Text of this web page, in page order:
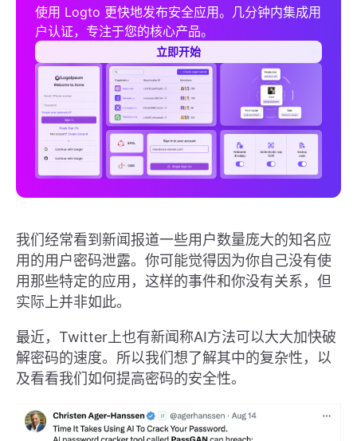
使用 Logto 更快地发布安全应用。几分钟内集成用
户认证，专注于您的核心产品。
立即开始
我们经常看到新闻报道一些用户数量庞大的知名应
用的用户密码泄露。你可能觉得因为你自己没有使
用那些特定的应用，这样的事件和你没有关系，但
实际上并非如此。
最近，Twitter上也有新闻称AI方法可以大大加快破
解密码的速度。所以我们想了解其中的复杂性，以
及看看我们如何提高密码的安全性。